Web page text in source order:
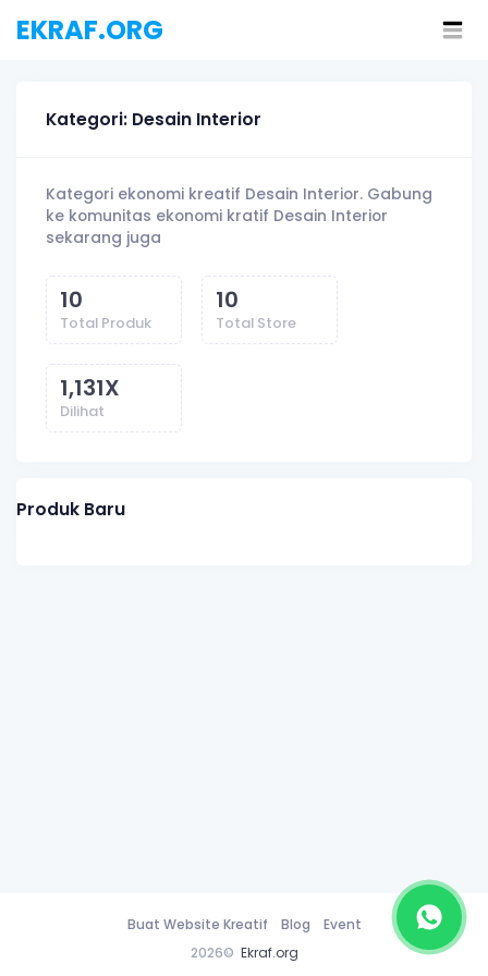
EKRAF.ORG
Kategori: Desain Interior
Kategori ekonomi kreatif Desain Interior. Gabung
ke komunitas ekonomi kratif Desain Interior
sekarang juga
10
Total Produk
10
Total Store
1,131X
Dilihat
Produk Baru
2026© Ekraf.org
Buat Website Kreatif Blog Event